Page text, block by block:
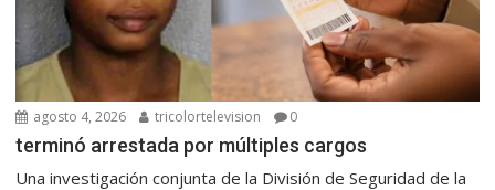
agosto 4, 2026 tricolortelevision 0
terminó arrestada por múltiples cargos
Una investigación conjunta de la División de Seguridad de la